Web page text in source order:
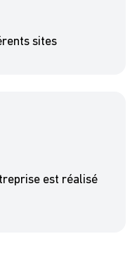
sites
est réalisé